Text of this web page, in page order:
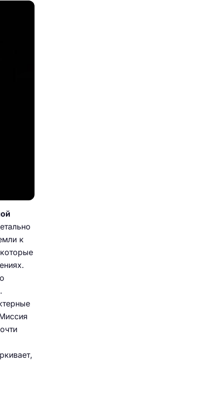
к